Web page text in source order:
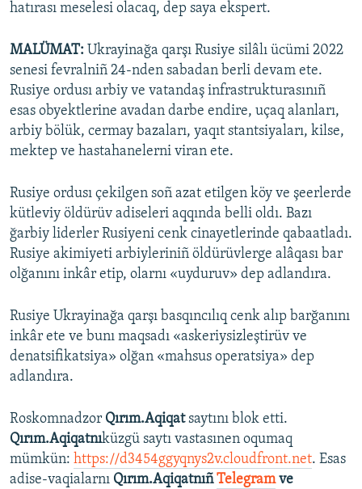
hatırası meselesi olacaq, dep saya ekspert.
MALÜMAT: Ukrayinağa qarşı Rusiye silâlı ücümi 2022
senesi fevralniñ 24-nden sabadan berli devam ete.
Rusiye ordusı arbiy ve vatandaş infrastrukturasınıñ
esas obyektlerine avadan darbe endire, uçaq alanları,
arbiy bölük, cermay bazaları, yaqıt stantsiyaları, kilse,
mektep ve hastahanelerni viran ete.
Rusiye ordusı çekilgen soñ azat etilgen köy ve şeerlerde
kütleviy öldürüv adiseleri aqqında belli oldı. Bazı
ğarbiy liderler Rusiyeni cenk cinayetlerinde qabaatladı.
Rusiye akimiyeti arbiyleriniñ öldürüvlerge alâqası bar
olğanını inkâr etip, olarnı «uyduruv» dep adlandıra.
Rusiye Ukrayinağa qarşı basqıncılıq cenk alıp barğanını
inkâr ete ve bunı maqsadı «askeriysizleştirüv ve
denatsifikatsiya» olğan «mahsus operatsiya» dep
adlandıra.
Roskomnadzor Qırım.Aqiqatsaytını blok etti.
Qırım.Aqiqatnıküzgü saytı vastasınen oqumaq
mümkün: https://d3454ggyqnys2v.cloudfront.net. Esas
adise-vaqialarnı Qırım.AqiqatnıñTelegramve